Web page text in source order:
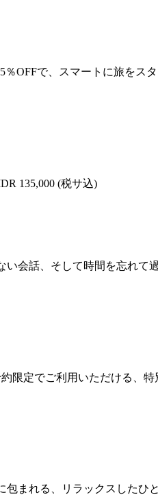
OFFで、スマートに旅をス
135,000 (税サ込)
会話、そして時間を忘れて
定でご利用いただける、
まれる、リラックスしたひ